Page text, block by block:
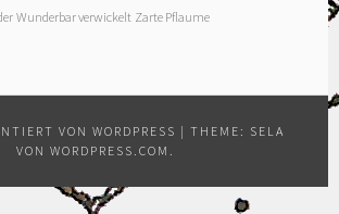
Wunderbar verwickelt Zarte Pflaume
VON WORDPRESS | THEME: SELA
VON WORDPRESS.COM